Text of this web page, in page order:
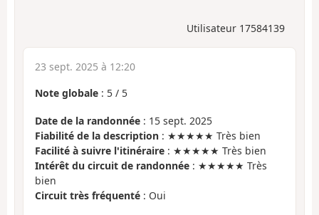
Utilisateur 17584139
23 sept. 2025 à 12:20
Note globale : 5 / 5
Date de la randonnée : 15 sept. 2025
Fiabilité de la description : ★★★★★ Très bien
Facilité à suivre l'itinéraire : ★★★★★ Très bien
Intérêt du circuit de randonnée : ★★★★★ Très
bien
Circuit très fréquenté : Oui